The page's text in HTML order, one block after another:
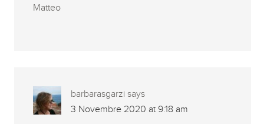
Matteo
barbarasgarzi says
3 Novembre 2020 at 9:18 am